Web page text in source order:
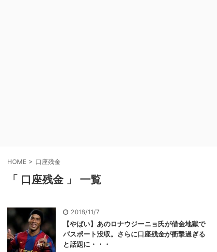
HOME > 口座残金
「 口座残金 」 一覧
2018/11/7
【やばい】あのロナウジーニョ氏が借金地獄で
パスポート没収。さらに口座残金が衝撃過ぎる
と話題に・・・